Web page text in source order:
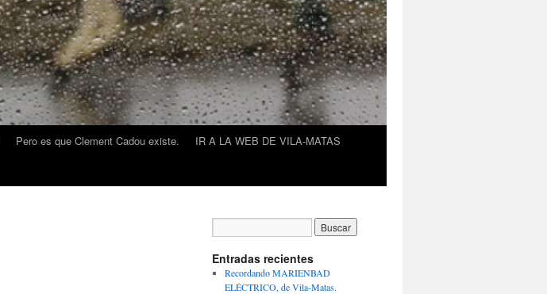
Pero es que Clement Cadou existe.
IR A LA WEB DE VILA-MATAS
Entradas recientes
Recordando MARIENBAD
ELÉCTRICO, de Vila-Matas.